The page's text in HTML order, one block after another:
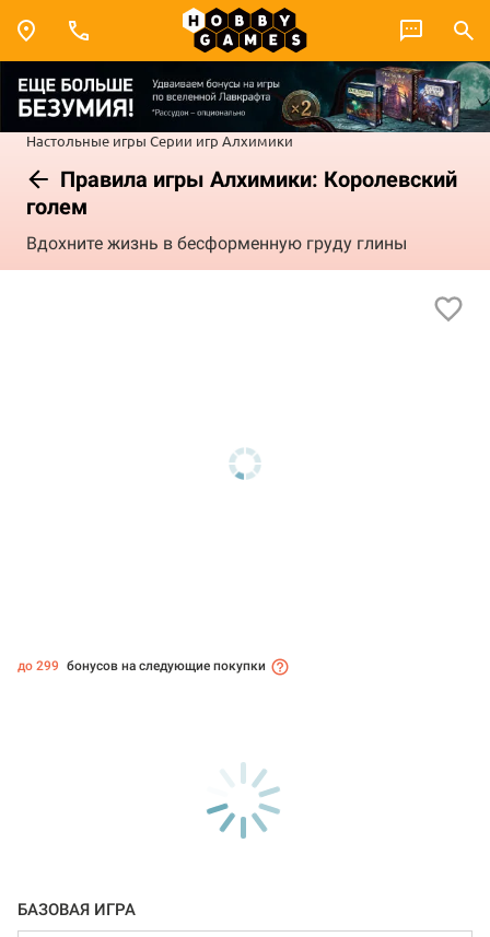
Настольные игры Серии игр Алхимики
Правила игры Алхимики: Королевский
голем
Вдохните жизнь в бесформенную груду глины
до 299 бонусов на следующие покупки
БАЗОВАЯ ИГРА